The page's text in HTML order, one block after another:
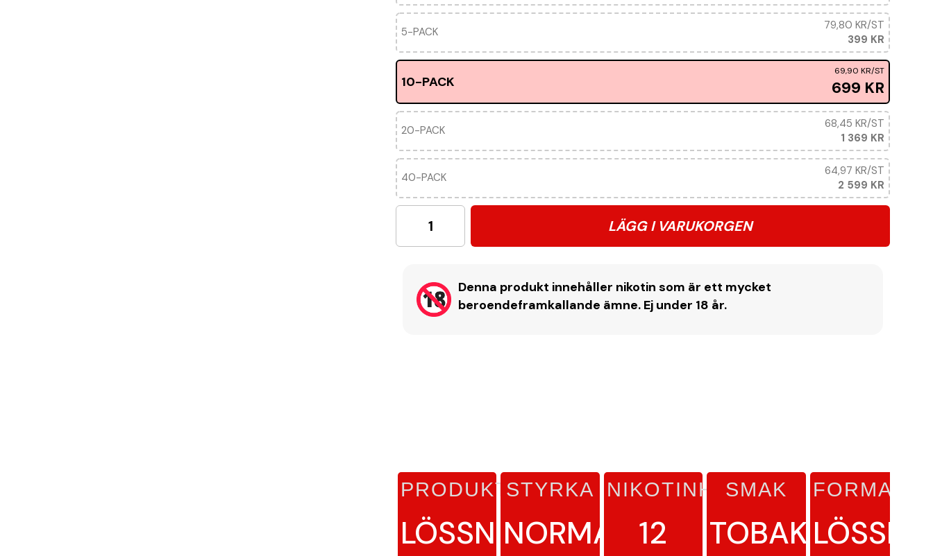
5-PACK
399 KR
79,80 KR/ST
10-PACK 699 KR
69,90 KR/ST
20-PACK
1 369 KR
68,45 KR/ST
40-PACK
2 599 KR
64,97 KR/ST
LÄGG I VARUKORGEN
Denna produkt innehåller nikotin som är ett mycket
beroendeframkallande ämne. Ej under 18 år.
PRODUKTTYP
LÖSSNUS
STYRKA
NORMAL
NIKOTINHALT
12
SMAK
TOBAK
FORMAT